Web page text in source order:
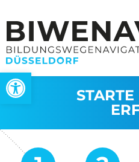
Open toolbar